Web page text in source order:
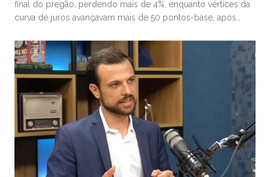
final do pregão, perdendo mais de 4%, enquanto vértices da
curva de juros avançavam mais de 50 pontos-base, após
Jair Bolsonaro o escolheu para seguir missão. Por volta das
16h, o Ibovespa recuava 4,01%, aos 157.604 pontos, […]